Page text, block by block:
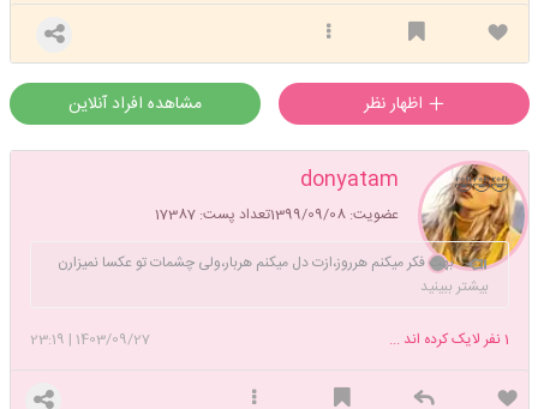
مشاهده افراد آنلاین
donyatam
عضویت: 1399/09/08 تعداد پست: 17387
🤣🤣🤣
بهت فکر میکنم هرروز،ازت دل میکنم هربار،ولی چشمات تو عکسا نمیزارن
برم انگار.🖤فقط کارم شده گریه،همش دلتنگ و افسردم، یجوری تو خودم
روزی زیرو میشم یه بمب از جنس باروتم.
بیشتر ببینید
1403/09/27
|
23:19 1نفر لایک کرده اند ...